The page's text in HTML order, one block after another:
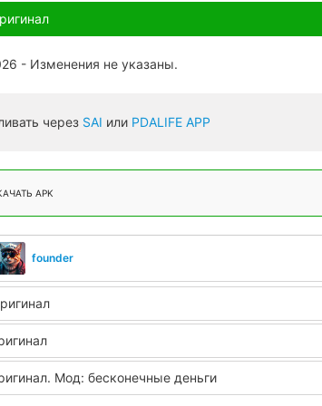
- Изменения не указаны.
через SAI или PDALIFE APP
APK
founder
Мод: бесконечные деньги